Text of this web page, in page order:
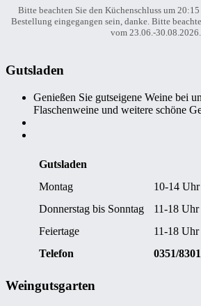
Bitte beachten Sie den Küchenschluss um
Bestellung eingegangen sein, danke. Bitte
vom 23.06.-30.08.2026.
Gutsladen
Genießen Sie gutseigene Weine bei
Flaschenweine und weitere schöne
Gutsladen
Montag
10-14 Uhr
Donnerstag bis Sonntag
11-18 Uhr
Feiertage
11-18 Uhr
Telefon
0351/
Weingutsgarten